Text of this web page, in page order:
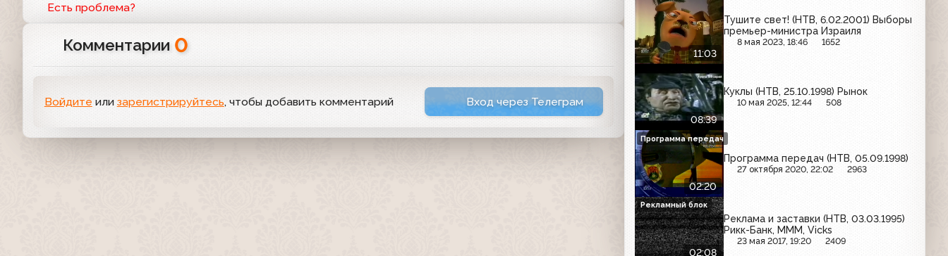
Есть проблема?
Комментарии 0
Войдите или зарегистрируйтесь, чтобы добавить комментарий Вход через Телеграм
11:03
Тушите свет! (НТВ, 6.02.2001) Выборы
премьер-министра Израиля
8 мая 2023, 18:46 1652
08:39
Куклы (НТВ, 25.10.1998) Рынок
10 мая 2025, 12:44 508
02:20
Программа передач (НТВ, 05.09.1998)
27 октября 2020, 22:02 2963
Программа передач
02:08
Реклама и заставки (НТВ, 03.03.1995)
Рикк-Банк, МММ, Vicks
23 мая 2017, 19:20 2409
Рекламный блок